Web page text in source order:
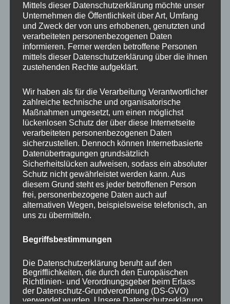
NEWS ABONNIEREN?
KATEGORIEN
Aktuelle Fakten und Umfragen
Impulse zur persönlichen Reflexion
Naturfoto-Blog
Training und Coaching
Mittels dieser Datenschutzerklärung möchte unser
Unternehmen die Öffentlichkeit über Art, Umfang
und Zweck der von uns erhobenen, genutzten und
verarbeiteten personenbezogenen Daten
informieren. Ferner werden betroffene Personen
mittels dieser Datenschutzerklärung über die ihnen
zustehenden Rechte aufgeklärt.
Wir haben als für die Verarbeitung Verantwortlicher
zahlreiche technische und organisatorische
Maßnahmen umgesetzt, um einen möglichst
lückenlosen Schutz der über diese Internetseite
verarbeiteten personenbezogenen Daten
sicherzustellen. Dennoch können Internetbasierte
Datenübertragungen grundsätzlich
Sicherheitslücken aufweisen, sodass ein absoluter
Schutz nicht gewährleistet werden kann. Aus
diesem Grund steht es jeder betroffenen Person
frei, personenbezogene Daten auch auf
alternativen Wegen, beispielsweise telefonisch, an
uns zu übermitteln.
Begriffsbestimmungen
Die Datenschutzerklärung beruht auf den
Begrifflichkeiten, die durch den Europäischen
Richtlinien- und Verordnungsgeber beim Erlass
der Datenschutz-Grundverordnung (DS-GVO)
verwendet wurden. Unsere Datenschutzerklärung